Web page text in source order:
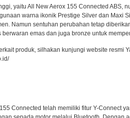
yaitu All New Aerox 155 Connected ABS,
warna ikonik Prestige Silver dan Maxi
Namun sentuhan perubahan tetap
emas dan juga bronze untuk
produk, silhakan kunjungi website resmi
Connected telah memiliki fitur Y-Connect